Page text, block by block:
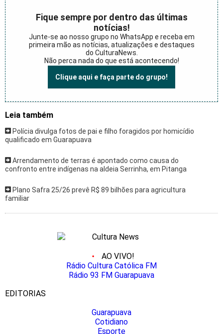
Fique sempre por dentro das últimas
notícias!
Junte-se ao nosso grupo no WhatsApp e receba em
primeira mão as notícias, atualizações e destaques
do CulturaNews.
Não perca nada do que está acontecendo!
Clique aqui e faça parte do grupo!
Leia também
Polícia divulga fotos de pai e filho foragidos por homicídio
qualificado em Guarapuava
Arrendamento de terras é apontado como causa do
confronto entre indígenas na aldeia Serrinha, em Pitanga
Plano Safra 25/26 prevê R$ 89 bilhões para agricultura
familiar
AO VIVO!
Rádio Cultura Católica FM
Rádio 93 FM Guarapuava
EDITORIAS
Guarapuava
Cotidiano
Esporte